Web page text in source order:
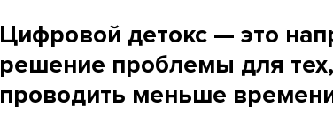
Цифровой детокс — это
решение проблемы для тех,
проводить меньше